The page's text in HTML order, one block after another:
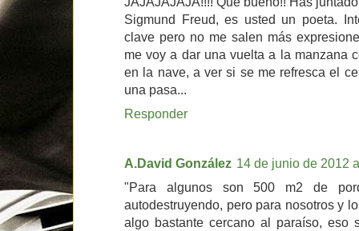
Sigmund Freud, es usted un poeta.
clave pero no me salen más
me voy a dar una vuelta a la manzana
en la nave, a ver si se me refresca el
una pasa...
Responder
A.David González 14 de junio de 2012
"Para algunos son 500 m2 de
autodestruyendo, pero para nosotros y
algo bastante cercano al paraíso, eso